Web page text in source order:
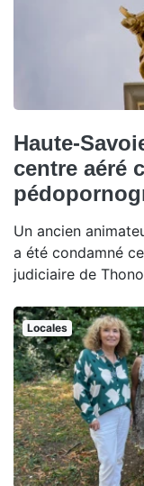
Haute-
centre aéré
Un ancien
a été condamné
judiciaire de
Locales